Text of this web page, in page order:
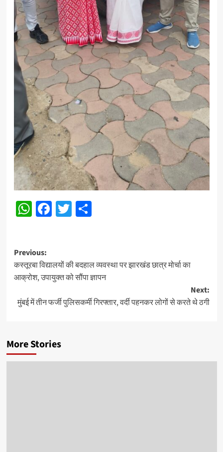
WhatsApp
Facebook
Twitter
Share
Post
navigation
Previous:
कस्तूरबा विद्यालयों की बदहाल व्यवस्था पर झारखंड छात्र मोर्चा का
आक्रोश, उपायुक्त को सौंपा ज्ञापन
Next:
मुंबई में तीन फर्जी पुलिसकर्मी गिरफ्तार, वर्दी पहनकर लोगों से करते थे ठगी
More Stories